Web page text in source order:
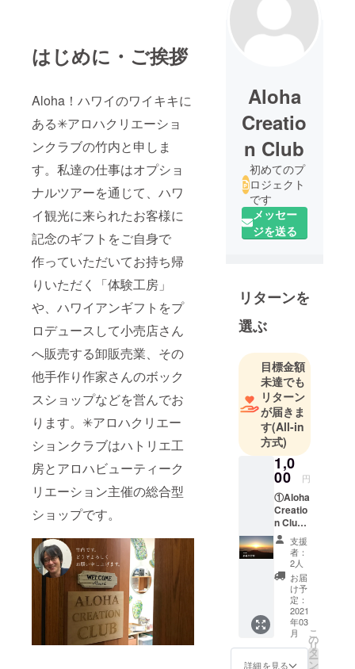
はじめに・ご挨拶
Aloha！ハワイのワイキキに
ある✳︎アロハクリエーショ
ンクラブの竹内と申しま
す。私達の仕事はオプショ
ナルツアーを通じて、ハワ
イ観光に来られたお客様に
記念のギフトをご自身で
作っていただいてお持ち帰
りいただく「体験工房」
や、ハワイアンギフトをプ
ロデュースして小売店さん
へ販売する卸販売業、その
他手作り作家さんのボック
スショップなどを営んでお
ります。✳︎アロハクリエー
ションクラブはハトリエ工
房とアロハビューティーク
リエーション主催の総合型
ショップです。
Aloha
Creatio
n Club
初めてのプ
ロジェクト
です
メッセー
ジを送る
リターンを
選ぶ
目標金額
未達でも
リターン
が届きま
す(All-in
方式)
1,0
00 円
①Aloha
Creatio
n Club
からの
お礼の
メー
ル： 私
達がハ
ワイで
撮影し
た写真
の中
で、一
番好き
支援
者：
2人
お届
け予
定：
2021
年03
月
詳細を見る
こ
の
リ
タ
ー
ン